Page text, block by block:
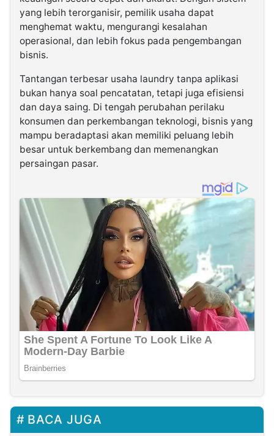
yang lebih terorganisir, pemilik usaha dapat
menghemat waktu, mengurangi kesalahan
operasional, dan lebih fokus pada pengembangan
bisnis.
Tantangan terbesar usaha laundry tanpa aplikasi
bukan hanya soal pencatatan, tetapi juga efisiensi
dan daya saing. Di tengah perubahan perilaku
konsumen dan perkembangan teknologi, bisnis yang
mampu beradaptasi akan memiliki peluang lebih
besar untuk berkembang dan memenangkan
persaingan pasar.
BACA JUGA